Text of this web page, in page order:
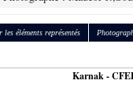
éléments représentés